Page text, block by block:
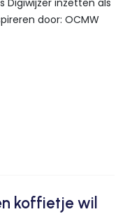
Digiwijzer inzetten als
door: OCMW
koffietje wil